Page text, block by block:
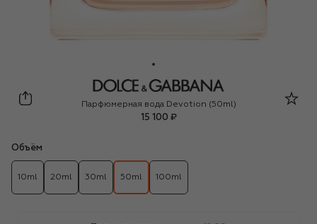
Dolce & Gabbana
Парфюмерная вода Devotion (50ml)
15 100 ₽
Объём
10ml 20ml 30ml 50ml 100ml